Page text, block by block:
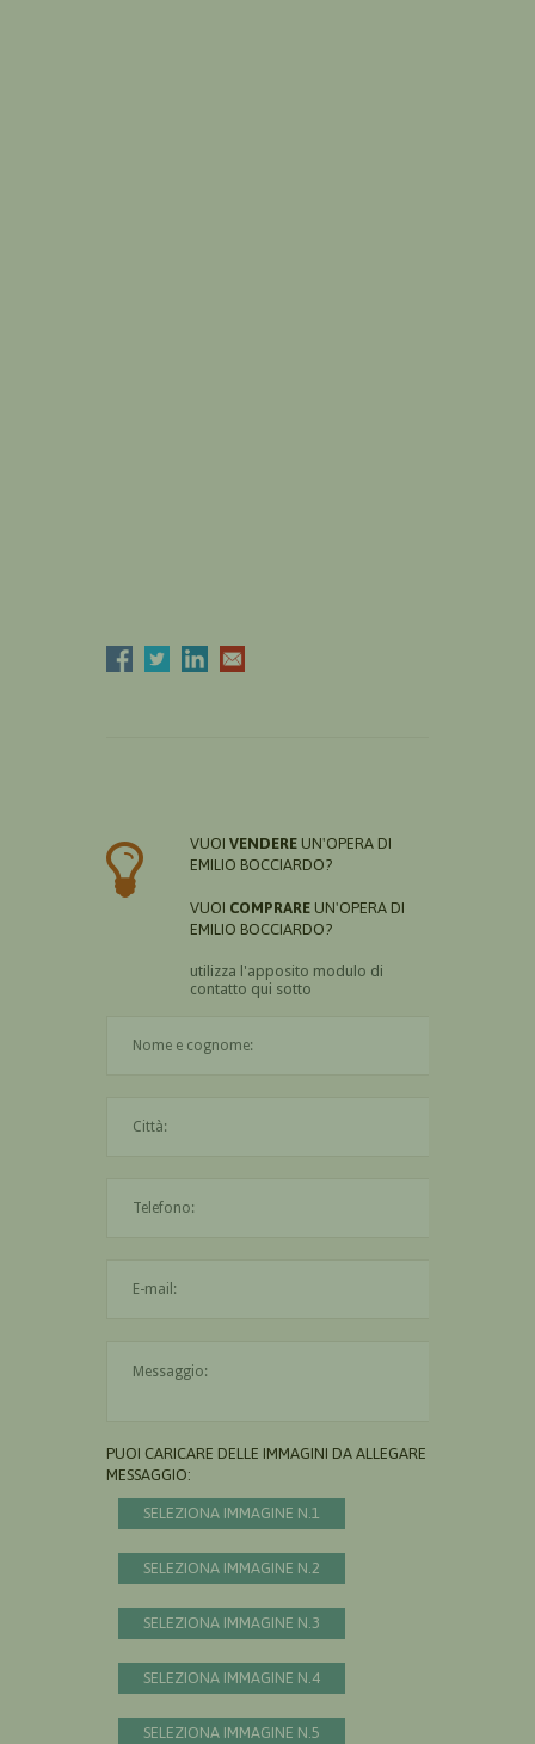
VUOI VENDERE UN'OPERA DI
EMILIO BOCCIARDO?
VUOI COMPRARE UN'OPERA DI
EMILIO BOCCIARDO?
utilizza l'apposito modulo di
contatto qui sotto
PUOI CARICARE DELLE IMMAGINI DA ALLEGARE AL
MESSAGGIO:
SELEZIONA IMMAGINE N.1
SELEZIONA IMMAGINE N.2
SELEZIONA IMMAGINE N.3
SELEZIONA IMMAGINE N.4
SELEZIONA IMMAGINE N.5